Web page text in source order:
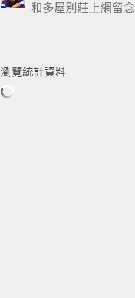
和多屋別莊上網留念
瀏覽統計資料